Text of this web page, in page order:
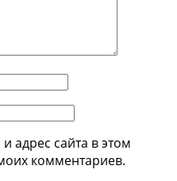
адрес сайта в этом
комментариев.